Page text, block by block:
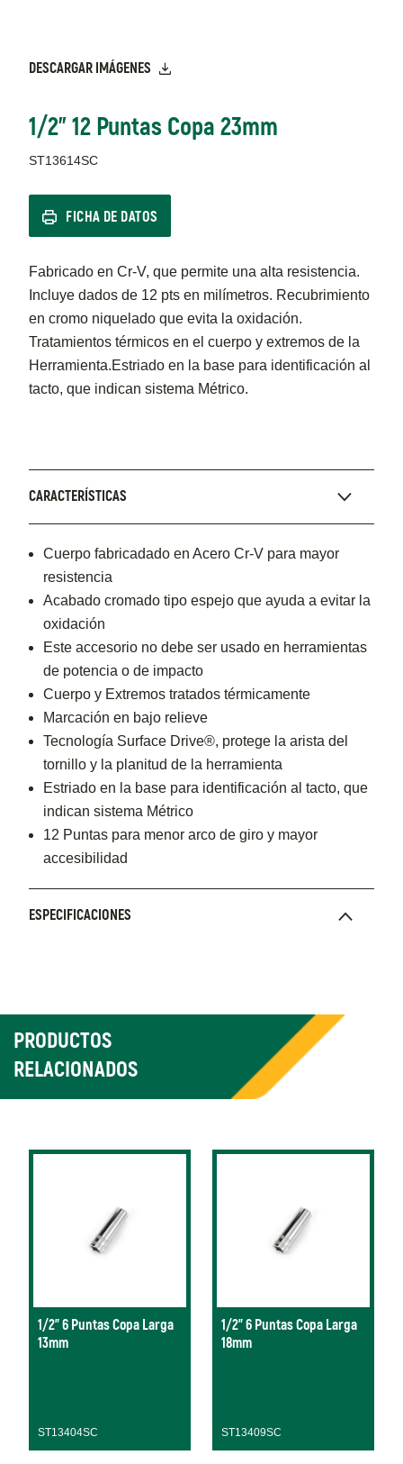
DESCARGAR IMÁGENES
1/2" 12 Puntas Copa 23mm
ST13614SC
FICHA DE DATOS
Fabricado en Cr-V, que permite una alta resistencia.
Incluye dados de 12 pts en milímetros. Recubrimiento
en cromo niquelado que evita la oxidación.
Tratamientos térmicos en el cuerpo y extremos de la
Herramienta.Estriado en la base para identificación al
tacto, que indican sistema Métrico.
CARACTERÍSTICAS
Cuerpo fabricadado en Acero Cr-V para mayor
resistencia
Acabado cromado tipo espejo que ayuda a evitar la
oxidación
Este accesorio no debe ser usado en herramientas
de potencia o de impacto
Cuerpo y Extremos tratados térmicamente
Marcación en bajo relieve
Tecnología Surface Drive®, protege la arista del
tornillo y la planitud de la herramienta
Estriado en la base para identificación al tacto, que
indican sistema Métrico
12 Puntas para menor arco de giro y mayor
accesibilidad
ESPECIFICACIONES
PRODUCTOS
RELACIONADOS
1/2" 6 Puntas Copa Larga
13mm
ST13404SC
1/2" 6 Puntas Copa Larga
18mm
ST13409SC